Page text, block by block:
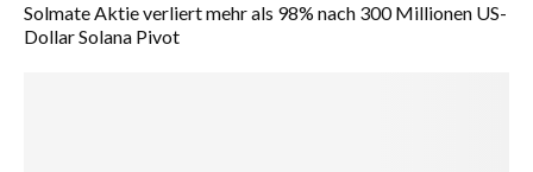
Solmate Aktie verliert mehr als 98% nach 300 Millionen US-
Dollar Solana Pivot